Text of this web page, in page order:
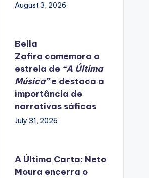
August 3, 2026
Bella
Zafira comemora a
estreia de “A Última
Música”e destaca a
importância de
narrativas sáficas
July 31, 2026
A Última Carta: Neto
Moura encerra o